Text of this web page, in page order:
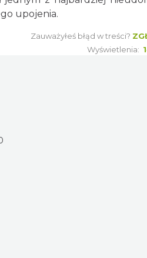
upojenia.
Zauważyłeś błąd w treści?
Wyświetlenia: